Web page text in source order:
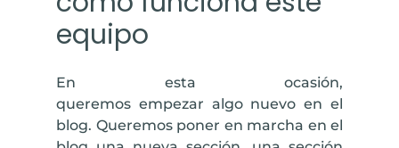
equipo
En esta ocasión,
queremos empezar algo nuevo en el
blog. Queremos poner en marcha en el